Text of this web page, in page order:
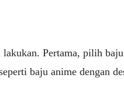
Pertama, pilih
baju anime dengan